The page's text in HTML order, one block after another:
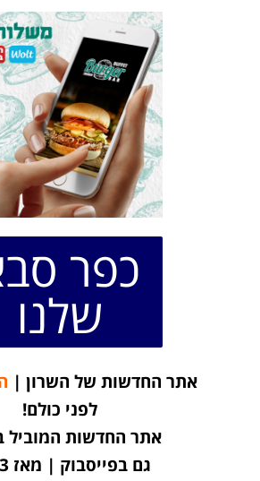
כפר
שלנו
אתר החדשות של השרון |
לפני כולם!
אתר החדשות המוביל
גם בפייסבוק | מאז 2013